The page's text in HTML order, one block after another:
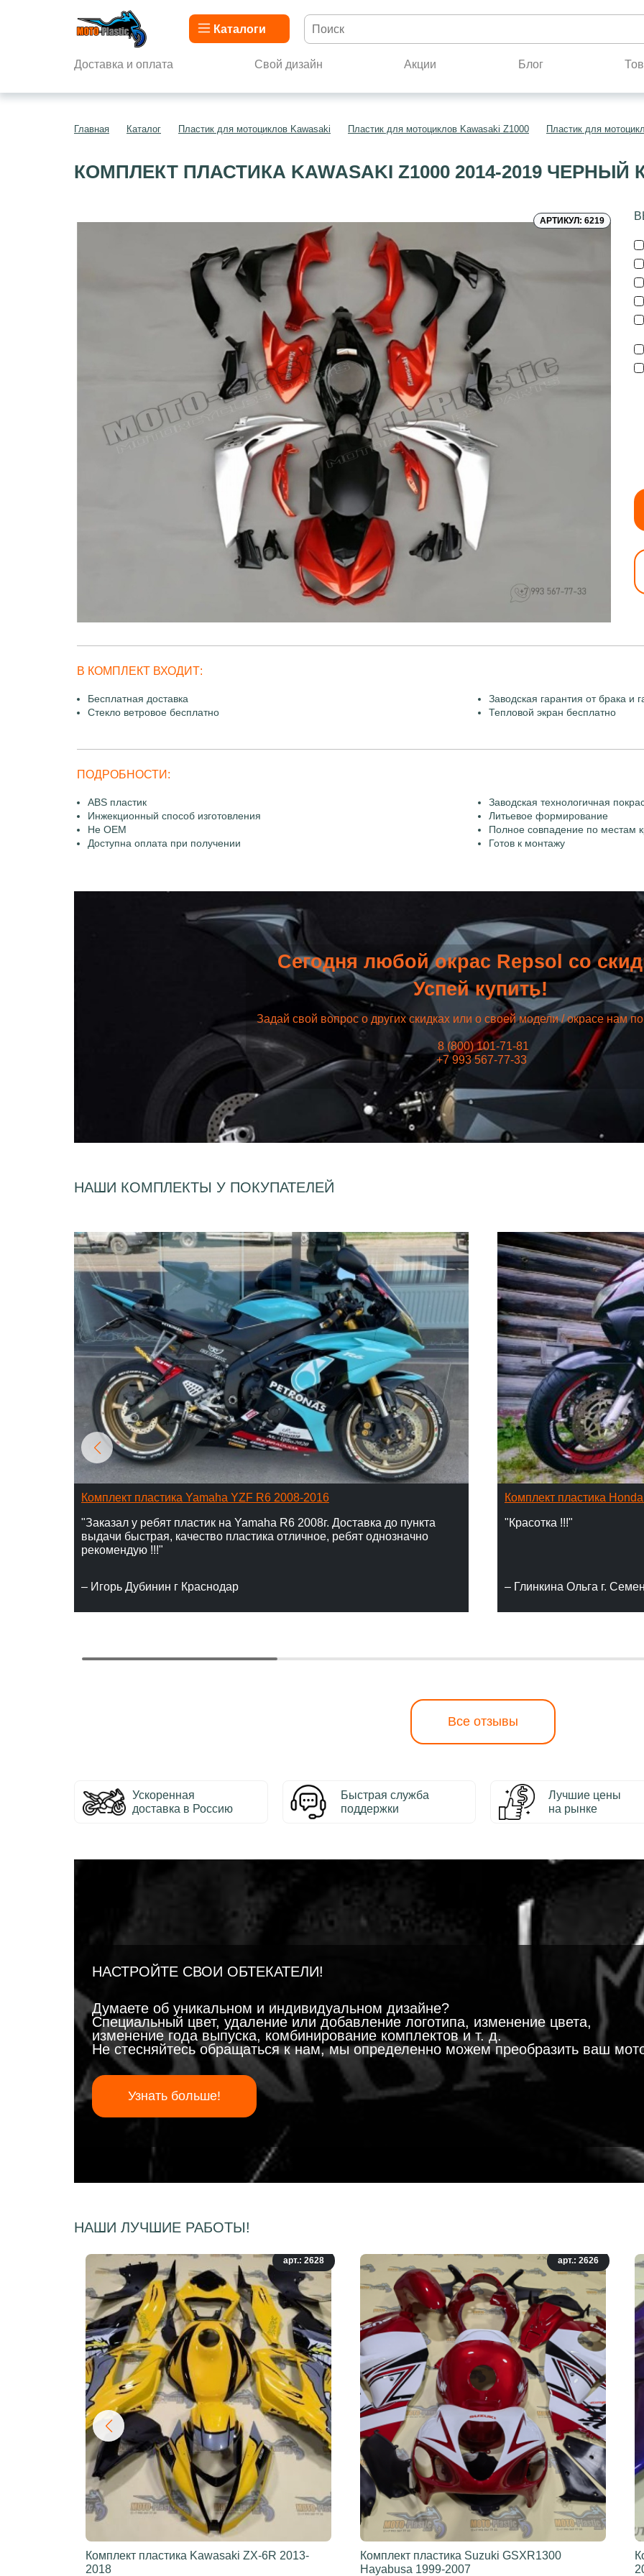
Каталоги
Доставка и оплата Свой дизайн Акции Блог
Главная Каталог Пластик для мотоциклов Kawasaki Пластик для мотоциклов Kawasaki Z1000 Пластик для
КОМПЛЕКТ ПЛАСТИКА KAWASAKI Z1000 2014-2019
АРТИКУЛ: 6219
В КОМПЛЕКТ ВХОДИТ:
Бесплатная доставка
Заводская гарантия от брака и
Стекло ветровое бесплатно
Тепловой экран бесплатно
ПОДРОБНОСТИ:
ABS пластик
Заводская технологичная
Инжекционный способ изготовления
Литьевое формирование
Не OEM
Полное совпадение по местам
Доступна оплата при получении
Готов к монтажу
Сегодня любой окрас Repsol со
Успей купить!
Задай свой вопрос о других скидках или о своей модели / окрасе нам
8 (800) 101-71-81
+7 993 567-77-33
НАШИ КОМПЛЕКТЫ У ПОКУПАТЕЛЕЙ
Комплект пластика Yamaha YZF R6 2008-2016
"Заказал у ребят пластик на Yamaha R6 2008г. Доставка до пункта
выдачи быстрая, качество пластика отличное, ребят однозначно
рекомендую !!!"
– Игорь Дубинин г Краснодар
Комплект пластика
"Красотка !!!"
– Глинкина Ольга г.
Все отзывы
Ускоренная
доставка в Россию
Быстрая служба
поддержки
Лучшие цены
на рынке
НАСТРОЙТЕ СВОИ ОБТЕКАТЕЛИ!
Думаете об уникальном и индивидуальном дизайне?
Специальный цвет, удаление или добавление логотипа, изменение цвета,
изменение года выпуска, комбинирование комплектов и т. д.
Не стесняйтесь обращаться к нам, мы определенно можем преобразить ваш
Узнать больше!
НАШИ ЛУЧШИЕ РАБОТЫ!
арт.: 2628
Комплект пластика Kawasaki ZX-6R 2013-
2018
арт.: 2626
Комплект пластика Suzuki GSXR1300
Hayabusa 1999-2007